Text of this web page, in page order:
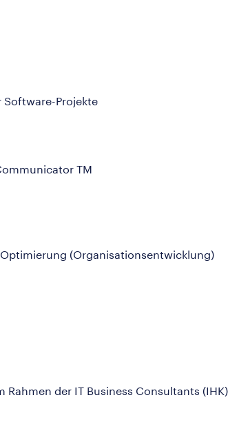
Software-Projekte
TM
(Organisationsentwicklung)
der IT Business Consultants (IHK)